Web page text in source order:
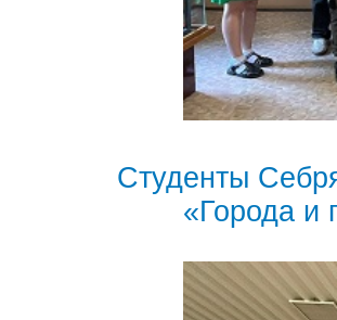
Студенты
«Города и